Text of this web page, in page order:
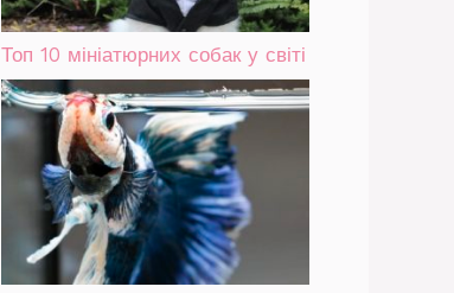
Топ 10 мініатюрних собак у світі